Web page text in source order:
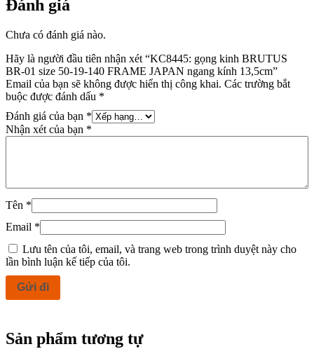
Đánh giá
Chưa có đánh giá nào.
Hãy là người đầu tiên nhận xét “KC8445: gọng kinh BRUTUS
BR-01 size 50-19-140 FRAME JAPAN ngang kính 13,5cm”
Email của bạn sẽ không được hiển thị công khai. Các trường bắt
buộc được đánh dấu *
Đánh giá của bạn *
Nhận xét của bạn *
Tên *
Email *
Lưu tên của tôi, email, và trang web trong trình duyệt này cho
lần bình luận kế tiếp của tôi.
Sản phẩm tương tự